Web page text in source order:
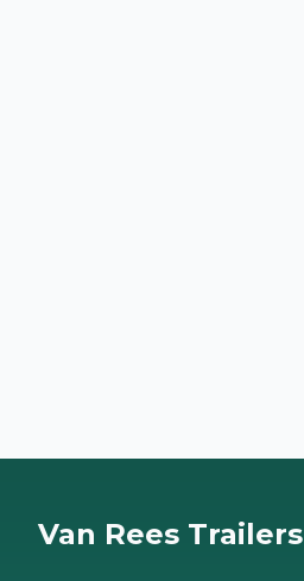
Van Rees Trailers